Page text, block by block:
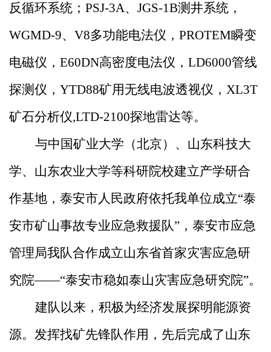
反循环系统；PSJ-3A、JGS-1B测井系统，
WGMD-9、V8多功能电法仪，PROTEM瞬变
电磁仪，E60DN高密度电法仪，LD6000管线
探测仪，YTD88矿用无线电波透视仪，XL3T
矿石分析仪,LTD-2100探地雷达等。
与中国矿业大学（北京）、山东科技大
学、山东农业大学等科研院校建立产学研合
作基地，泰安市人民政府依托我单位成立“泰
安市矿山事故专业应急救援队”，泰安市应急
管理局我队合作成立山东省首家灾害应急研
究院——“泰安市稳如泰山灾害应急研究院”。
建队以来，积极为经济发展探明能源资
源。发挥找矿先锋队作用，先后完成了山东